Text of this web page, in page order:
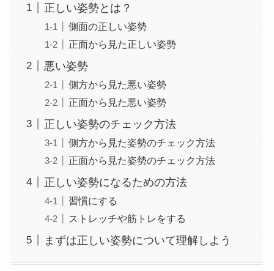
正しい姿勢とは？
側面の正しい姿勢
正面から見た正しい姿勢
悪い姿勢
側方から見た悪い姿勢
正面から見た悪い姿勢
正しい姿勢のチェック方法
側方から見た姿勢のチェック方法
正面から見た姿勢のチェック方法
正しい姿勢になるための方法
習慣にする
ストレッチや筋トレをする
まずは正しい姿勢について理解しよう